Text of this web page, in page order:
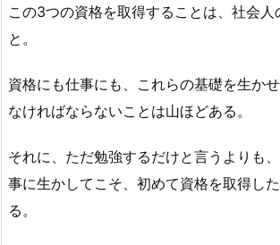
この3つの資格を取得することは、社会人
と。
資格にも仕事にも、これらの基礎を生か
なければならないことは山ほどある。
それに、ただ勉強するだけと言うよりも
事に生かしてこそ、初めて資格を取得し
る。